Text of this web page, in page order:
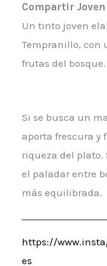
Compartir
Un tinto joven
Tempranillo, con
frutas del bosque.
Si se busca un
aporta frescura y
riqueza del
el paladar entre
más equilibrada.
https://
es